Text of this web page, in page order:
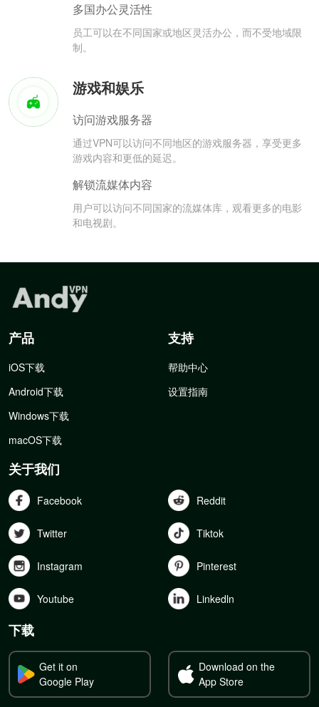
多国办公灵活性
员工可以在不同国家或地区灵活办公，而不受地域限
制。
游戏和娱乐
访问游戏服务器
通过VPN可以访问不同地区的游戏服务器，享受更多
游戏内容和更低的延迟。
解锁流媒体内容
用户可以访问不同国家的流媒体库，观看更多的电影
和电视剧。
产品
iOS下载
Android下载
Windows下载
macOS下载
支持
帮助中心
设置指南
关于我们
Facebook Reddit
Twitter Tiktok
Instagram Pinterest
Youtube Linkedln
下载
Get it on
Google Play
Download on the
App Store